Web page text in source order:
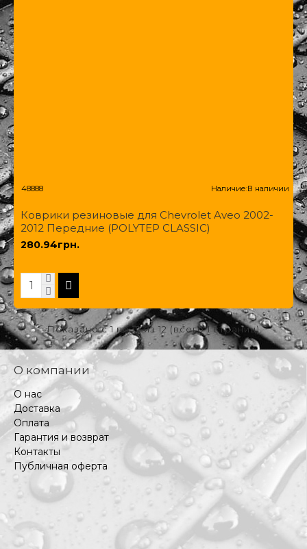
48888 Наличие:В наличии
Коврики резиновые для Chevrolet Aveo 2002-
2012 Передние (POLYTEP CLASSIC)
280.94грн.
Показано с 1 по 12 из 12 (всего 1 страниц)
О компании
О нас
Доставка
Оплата
Гарантия и возврат
Контакты
Публичная оферта